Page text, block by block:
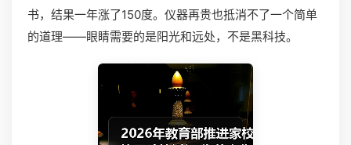
书，结果一年涨了150度。仪器再贵也抵消不了一个简单
的道理——眼睛需要的是阳光和远处，不是黑科技。